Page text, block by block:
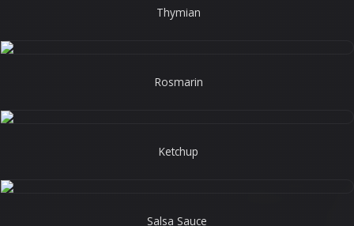
Thymian
Rosmarin
Ketchup
Salsa Sauce